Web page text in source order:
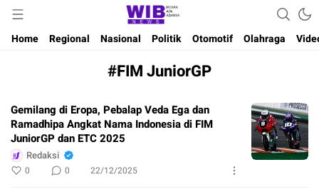
Wibnews
Waktu Indonesia Bicara
Home
Regional Nasional Politik Otomotif Olahraga
#FIM JuniorGP
Gemilang di Eropa, Pebalap Veda Ega dan
Ramadhipa Angkat Nama Indonesia di FIM
JuniorGP dan ETC 2025
Redaksi
0 0 22/12/2025